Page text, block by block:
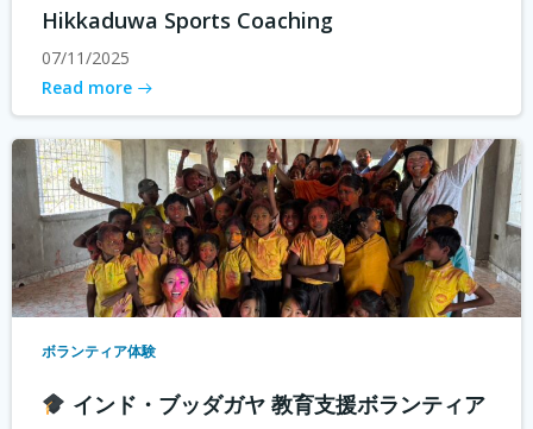
Hikkaduwa Sports Coaching
07/11/2025
Read more
ボランティア体験
インド・ブッダガヤ 教育支援ボランティア